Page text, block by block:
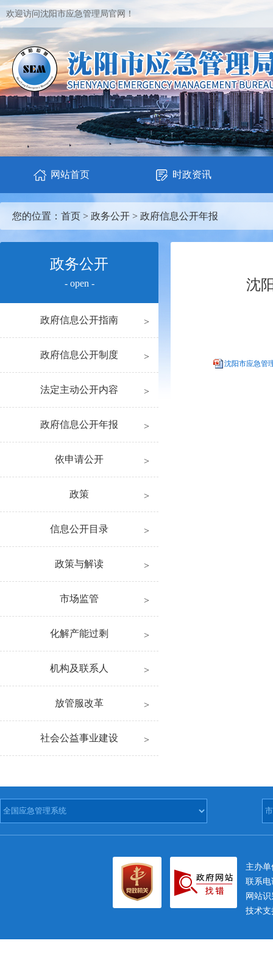
欢迎访问沈阳市应急管理局官网！
网站首页 时政资讯
您的位置： 首页 > 政务公开 > 政府信息公开年报
政务公开
- open -
政府信息公开指南
政府信息公开制度
法定主动公开内容
政府信息公开年报
依申请公开
政策
信息公开目录
政策与解读
市场监管
化解产能过剩
机构及联系人
放管服改革
社会公益事业建设
沈
沈阳市应急管
主办
联系电
网站
技术